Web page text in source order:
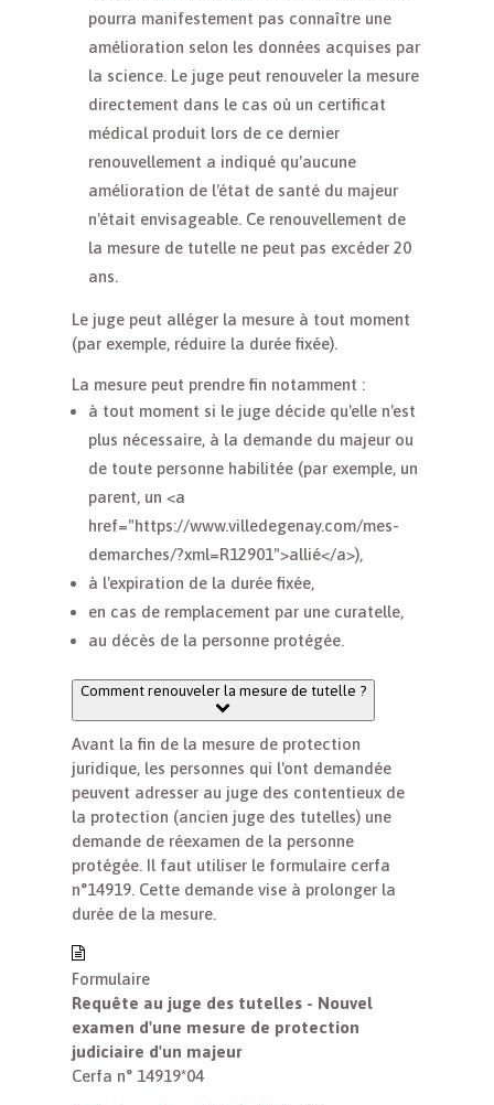
pourra manifestement pas connaître une
amélioration selon les données acquises par
la science. Le juge peut renouveler la mesure
directement dans le cas où un certificat
médical produit lors de ce dernier
renouvellement a indiqué qu'aucune
amélioration de l'état de santé du majeur
n'était envisageable. Ce renouvellement de
la mesure de tutelle ne peut pas excéder 20
ans.
Le juge peut alléger la mesure à tout moment
(par exemple, réduire la durée fixée).
La mesure peut prendre fin notamment :
à tout moment si le juge décide qu'elle n'est
plus nécessaire, à la demande du majeur ou
de toute personne habilitée (par exemple, un
parent, un <a
href="https://www.villedegenay.com/mes-
demarches/?xml=R12901">allié</a>),
à l'expiration de la durée fixée,
en cas de remplacement par une curatelle,
au décès de la personne protégée.
Comment renouveler la mesure de tutelle ?
Avant la fin de la mesure de protection
juridique, les personnes qui l'ont demandée
peuvent adresser au juge des contentieux de
la protection (ancien juge des tutelles) une
demande de réexamen de la personne
protégée. Il faut utiliser le formulaire cerfa
n°14919. Cette demande vise à prolonger la
durée de la mesure.
Formulaire
Requête au juge des tutelles - Nouvel
examen d'une mesure de protection
judiciaire d'un majeur
Cerfa n° 14919*04